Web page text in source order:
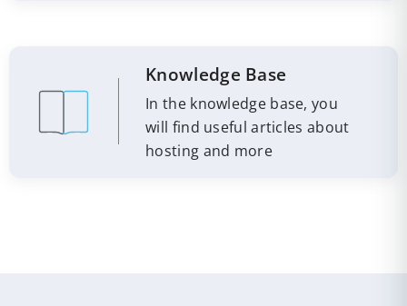
Knowledge Base
In the knowledge base, you
will find useful articles about
hosting and more